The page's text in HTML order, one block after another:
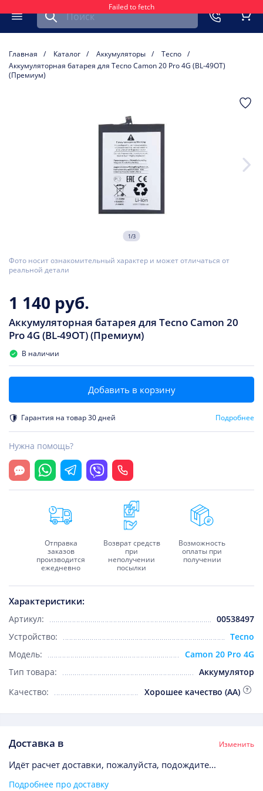
Failed to fetch
Меню
Найти запчасть для мобильного устройства
Главная Каталог Аккумуляторы
Tecno
Аккумуляторная батарея для Tecno Camon 20 Pro 4G (BL-49OT)
(Премиум)
1/3
Фото носит ознакомительный характер и может отличаться от
реальной детали
Характеристики:
Артикул:
00538497
Устройство:
Tecno
Модель:
Camon 20 Pro 4G
Тип товара:
Аккумулятор
Качество:
Хорошее качество (AA)
1 140 руб.
Аккумуляторная батарея для Tecno Camon 20
Pro 4G (BL-49OT) (Премиум)
В наличии
Добавить в корзину
Гарантия на товар 30 дней Подробнее
Нужна помощь?
Открыть чат
WhatsappTelegramViber Позвонить
Доставка в Изменить
Идёт расчет доставки, пожалуйста, подождите...
Подробнее про доставку
Отправка
заказов
производится
ежедневно
Возврат средств
при
неполучении
посылки
Возможность
оплаты при
получении